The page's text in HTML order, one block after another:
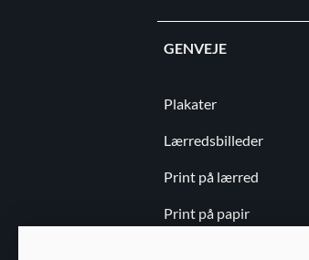
GENVEJE
Plakater
Lærredsbilleder
Print på lærred
Print på papir